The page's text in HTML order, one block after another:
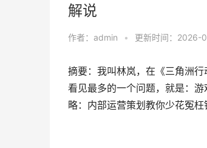
解说
作者： admin • 更新时间：2026-
摘要：我叫林岚，在《三角洲
看见最多的一个问题，就是：
略：内部运营策划教你少花冤